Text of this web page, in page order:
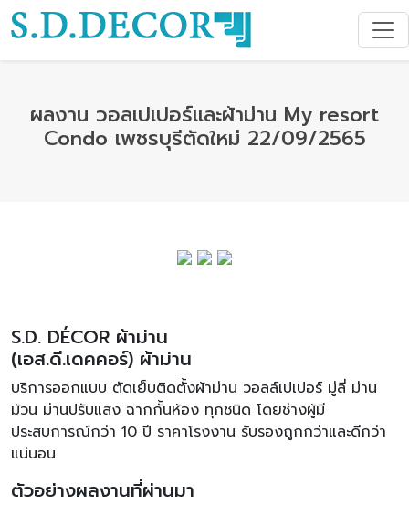
ผลงาน วอลเปเปอร์และผ้าม่าน My resort
Condo เพชรบุรีตัดใหม่ 22/09/2565
S.D. DÉCOR ผ้าม่าน
(เอส.ดี.เดคคอร์) ผ้าม่าน
บริการออกแบบ ตัดเย็บติดตั้งผ้าม่าน วอลล์เปเปอร์ มู่ลี่ ม่าน
ม้วน ม่านปรับแสง ฉากกั้นห้อง ทุกชนิด โดยช่างผู้มี
ประสบการณ์กว่า 10 ปี ราคาโรงงาน รับรองถูกกว่าและดีกว่า
แน่นอน
ตัวอย่างผลงานที่ผ่านมา